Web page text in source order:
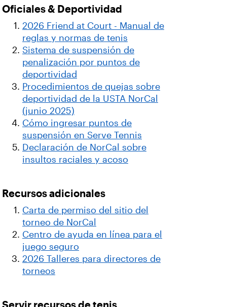
Oficiales & Deportividad
2026 Friend at Court - Manual de
reglas y normas de tenis
Sistema de suspensión de
penalización por puntos de
deportividad
Procedimientos de quejas sobre
deportividad de la USTA NorCal
(junio 2025)
Cómo ingresar puntos de
suspensión en Serve Tennis
Declaración de NorCal sobre
insultos raciales y acoso
Recursos adicionales
Carta de permiso del sitio del
torneo de NorCal
Centro de ayuda en línea para el
juego seguro
2026 Talleres para directores de
torneos
Servir recursos de tenis